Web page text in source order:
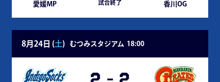
愛媛MP 試合終了 香川OG
8月24日 (土) むつみスタジアム 18:00